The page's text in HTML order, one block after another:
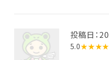
投稿日：
5.0